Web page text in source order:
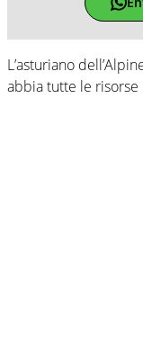
L’asturiano
abbia tutte le